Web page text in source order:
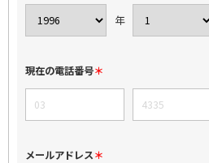
年
現在の電話番号
メールアドレス